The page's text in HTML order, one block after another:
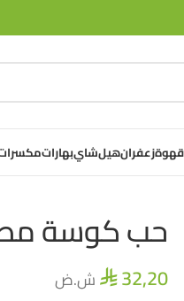
قهوةزعفرانهيلشايبهارات
حب كوسة
⃁32,20 ش.ض